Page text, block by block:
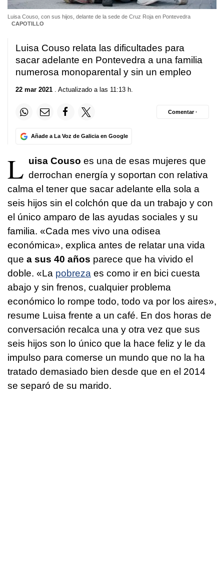
Luisa Couso, con sus hijos, delante de la sede de Cruz Roja en Pontevedra
CAPOTILLO
Luisa Couso relata las dificultades para
sacar adelante en Pontevedra a una familia
numerosa monoparental y sin un empleo
22 mar 2021 . Actualizado a las 11:13 h.
Añade a La Voz de Galicia en Google
Comentar ·
L uisa Couso es una de esas mujeres que
derrochan energía y soportan con relativa
calma el tener que sacar adelante ella sola a
seis hijos sin el colchón que da un trabajo y con
el único amparo de las ayudas sociales y su
familia. «Cada mes vivo una odisea
económica», explica antes de relatar una vida
que a sus 40 años parece que ha vivido el
doble. «La pobreza es como ir en bici cuesta
abajo y sin frenos, cualquier problema
económico lo rompe todo, todo va por los aires»,
resume Luisa frente a un café. En dos horas de
conversación recalca una y otra vez que sus
seis hijos son lo único que la hace feliz y le da
impulso para comerse un mundo que no la ha
tratado demasiado bien desde que en el 2014
se separó de su marido.